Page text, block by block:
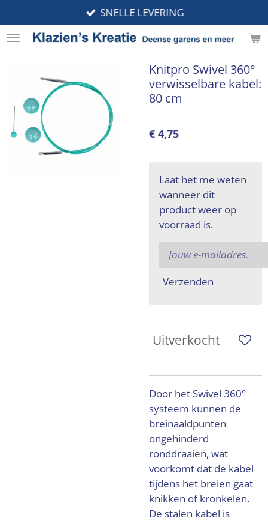
direct
naar
SNELLE LEVERING
Knitpro Swivel 360°
verwisselbare kabel:
80 cm
€ 4,75
Laat het me weten
wanneer dit
product weer op
voorraad is.
Verzenden
Uitverkocht
Door het Swivel 360°
systeem kunnen de
breinaaldpunten
ongehinderd
ronddraaien, wat
voorkomt dat de kabel
tijdens het breien gaat
knikken of kronkelen.
De stalen kabel is